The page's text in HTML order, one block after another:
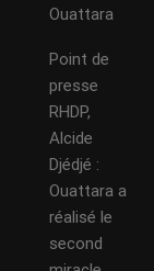
Ouattara
Point de
presse
RHDP,
Alcide
Djédjé :
Ouattara a
réalisé le
second